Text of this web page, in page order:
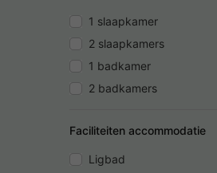
1 slaapkamer
2 slaapkamers
1 badkamer
2 badkamers
Faciliteiten accommodatie
Ligbad